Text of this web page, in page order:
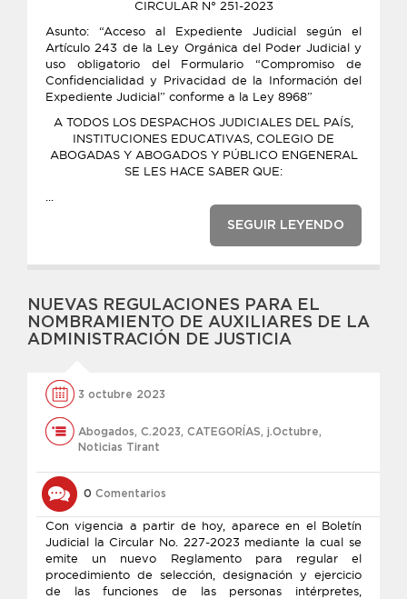
CIRCULAR N° 251-2023
Asunto: “Acceso al Expediente Judicial según el
Artículo 243 de la Ley Orgánica del Poder Judicial y
uso obligatorio del Formulario “Compromiso de
Confidencialidad y Privacidad de la Información del
Expediente Judicial” conforme a la Ley 8968”
A TODOS LOS DESPACHOS JUDICIALES DEL PAÍS,
INSTITUCIONES EDUCATIVAS, COLEGIO DE
ABOGADAS Y ABOGADOS Y PÚBLICO ENGENERAL
SE LES HACE SABER QUE:
SEGUIR LEYENDO
NUEVAS REGULACIONES PARA EL
NOMBRAMIENTO DE AUXILIARES DE LA
ADMINISTRACIÓN DE JUSTICIA
3 octubre 2023
Abogados, C.2023, CATEGORÍAS, j.Octubre,
Noticias Tirant
0 Comentarios
Con vigencia a partir de hoy, aparece en el Boletín
Judicial la Circular No. 227-2023 mediante la cual se
emite un nuevo Reglamento para regular el
procedimiento de selección, designación y ejercicio
de las funciones de las personas intérpretes,